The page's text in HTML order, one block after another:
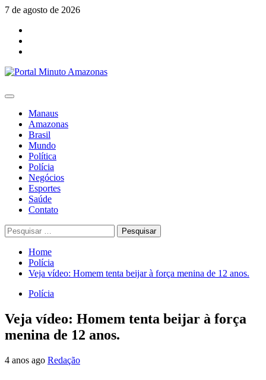
Skip
content
7 de agosto de 2026
Primary
Manaus
Amazonas
Brasil
Mundo
Política
Polícia
Negócios
Esportes
Saúde
Contato
Pesquisar
por:
Home
Polícia
Veja vídeo: Homem tenta beijar à força menina de 12 anos.
Polícia
Veja vídeo: Homem tenta beijar à força
menina de 12 anos.
4 anos ago Redação